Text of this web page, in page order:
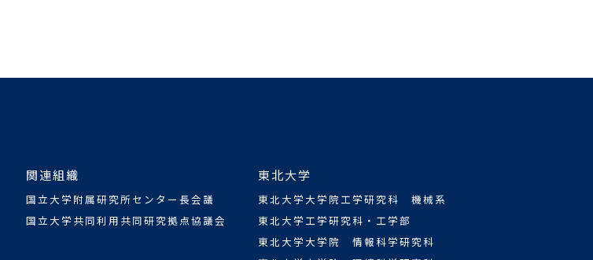
関連組織
国立大学附属研究所センター長会議
国立大学共同利用共同研究拠点協議会
東北大学
東北大学大学院工学研究科 機械系
東北大学工学研究科・工学部
東北大学大学院 情報科学研究科